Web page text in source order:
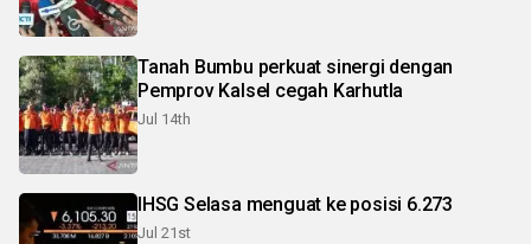
Tanah Bumbu perkuat sinergi dengan
Pemprov Kalsel cegah Karhutla
Jul 14th
IHSG Selasa menguat ke posisi 6.273
Jul 21st